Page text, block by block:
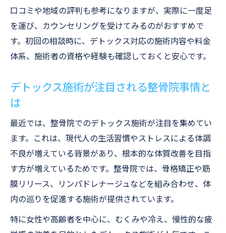
感
整骨院のデトックス施術で生活改善を目指
す
整骨院選びが毎日の快適さに直結する理由
実現
口コミや地域の評判も参考になりますが、実際に一度足
を運び、カウンセリングを受けてみるのがおすすめで
す。初回の相談時に、デトックス対応の施術内容や料金
体系、施術者の資格や経験も確認しておくと安心です。
デトックス施術が注目される整骨院事情と
は
最近では、整骨院でのデトックス施術が注目を集めてい
ます。これは、現代人の生活習慣やストレスによる体調
不良が増えている背景があり、根本的な体質改善を目指
す方が増えているためです。整骨院では、骨格矯正や筋
膜リリース、リンパドレナージュなどを組み合わせ、体
内の巡りを促進する施術が提供されています。
特に女性や高齢者を中心に、むくみや冷え、慢性的な疲